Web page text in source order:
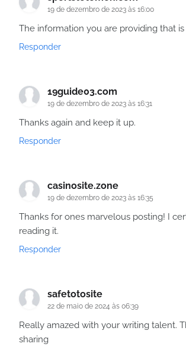
19 de dezembro de 2023 às 16:00
The information you are providing that
Responder
19guide03.com
19 de dezembro de 2023 às 16:31
Thanks again and keep it up.
Responder
casinosite.zone
19 de dezembro de 2023 às 16:35
Thanks for ones marvelous posting! I
reading it.
Responder
safetotosite
22 de maio de 2024 às 06:39
Really amazed with your writing talent.
sharing